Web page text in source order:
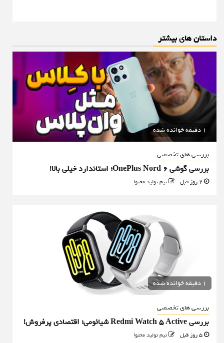
داستان های بیشتر
1 دقیقه خوانده شده
بررسی های تخصصی
بررسی گوشی OnePlus Nord 6؛ استاندارد خیلی بالا!
تیم تولید محتوا
1 دقیقه خوانده شده
بررسی های تخصصی
بررسی Redmi Watch 5 Active شیائومی؛ اقتصادی پرفروش!
تیم تولید محتوا